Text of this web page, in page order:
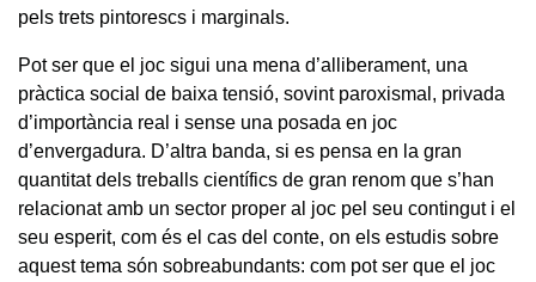
pels trets pintorescs i marginals.
Pot ser que el joc sigui una mena d’alliberament, una
pràctica social de baixa tensió, sovint paroxismal, privada
d’importància real i sense una posada en joc
d’envergadura. D’altra banda, si es pensa en la gran
quantitat dels treballs científics de gran renom que s’han
relacionat amb un sector proper al joc pel seu contingut i el
seu esperit, com és el cas del conte, on els estudis sobre
aquest tema són sobreabundants: com pot ser que el joc